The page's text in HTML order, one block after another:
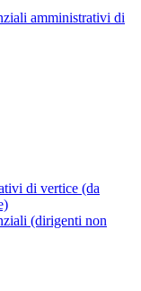
amministrativi di
di vertice (da
(dirigenti non